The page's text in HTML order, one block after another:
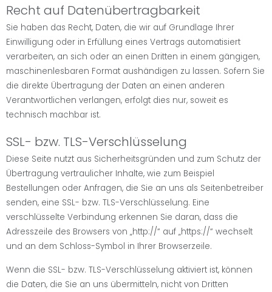
Recht auf Datenübertragbarkeit
Sie haben das Recht, Daten, die wir auf Grundlage Ihrer
Einwilligung oder in Erfüllung eines Vertrags automatisiert
verarbeiten, an sich oder an einen Dritten in einem gängigen,
maschinenlesbaren Format aushändigen zu lassen. Sofern Sie
die direkte Übertragung der Daten an einen anderen
Verantwortlichen verlangen, erfolgt dies nur, soweit es
technisch machbar ist.
SSL- bzw. TLS-Verschlüsselung
Diese Seite nutzt aus Sicherheitsgründen und zum Schutz der
Übertragung vertraulicher Inhalte, wie zum Beispiel
Bestellungen oder Anfragen, die Sie an uns als Seitenbetreiber
senden, eine SSL- bzw. TLS-Verschlüsselung. Eine
verschlüsselte Verbindung erkennen Sie daran, dass die
Adresszeile des Browsers von „http://“ auf „https://“ wechselt
und an dem Schloss-Symbol in Ihrer Browserzeile.
Wenn die SSL- bzw. TLS-Verschlüsselung aktiviert ist, können
die Daten, die Sie an uns übermitteln, nicht von Dritten